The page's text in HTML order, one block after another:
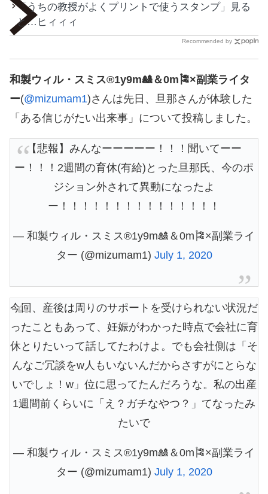
「うちの教授がよくプリントで使うスタンプ」見る
と…ヒィィィ
Recommended by
和製ウィル・スミス®1y9m🎎＆0m🎏×副業ライタ
ー(@mizumam1)さんは先日、旦那さんが体験した
「ある信じがたい出来事」について投稿しました。
【悲報】みんなーーーーー！！！聞いてーー
ー！！！2週間の育休(有給)とった旦那氏、今のポ
ジション外されて異動になったよ
ー！！！！！！！！！！！！！！！
— 和製ウィル・スミス®1y9m🎎＆0m🎏×副業ライ
ター (@mizumam1) July 1, 2020
今回、産後は周りのサポートを受けられない状況だ
ったこともあって、妊娠がわかった時点で会社に育
休とりたいって話してたわけよ。でも会社側は「そ
んなご冗談をw人もいないんだからさすがにとらな
いでしょ！w」位に思ってたんだろうな。私の出産
1週間前くらいに「え？ガチなやつ？」てなったみ
たいで
— 和製ウィル・スミス®1y9m🎎＆0m🎏×副業ライ
ター (@mizumam1) July 1, 2020